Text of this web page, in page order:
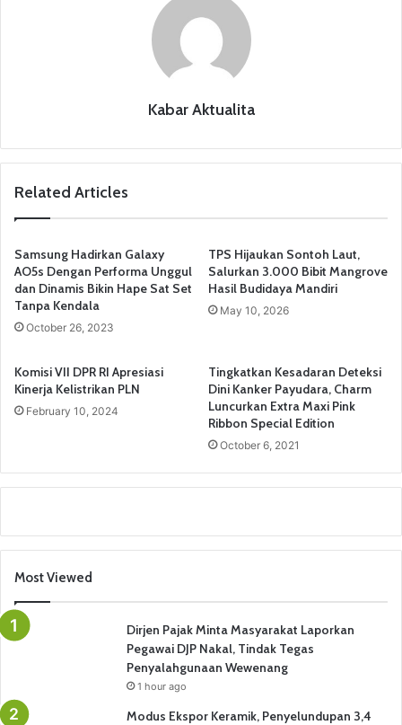
Kabar Aktualita
Related Articles
Samsung Hadirkan Galaxy
AO5s Dengan Performa Unggul
dan Dinamis Bikin Hape Sat Set
Tanpa Kendala
October 26, 2023
TPS Hijaukan Sontoh Laut,
Salurkan 3.000 Bibit Mangrove
Hasil Budidaya Mandiri
May 10, 2026
Komisi VII DPR RI Apresiasi
Kinerja Kelistrikan PLN
February 10, 2024
Tingkatkan Kesadaran Deteksi
Dini Kanker Payudara, Charm
Luncurkan Extra Maxi Pink
Ribbon Special Edition
October 6, 2021
Most Viewed
Dirjen Pajak Minta Masyarakat Laporkan
Pegawai DJP Nakal, Tindak Tegas
Penyalahgunaan Wewenang
1 hour ago
Modus Ekspor Keramik, Penyelundupan 3,4